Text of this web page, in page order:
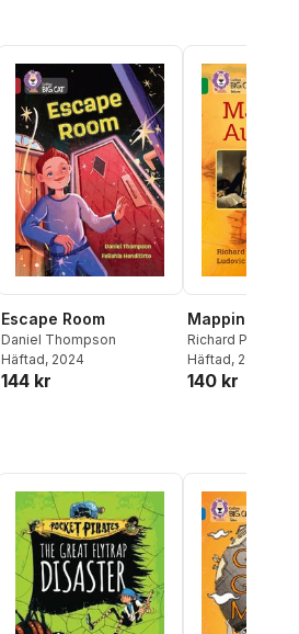
Escape Room
Daniel Thompson
Häftad, 2024
144 kr
Mapping
Richard Platt
Häftad, 2016
140 kr